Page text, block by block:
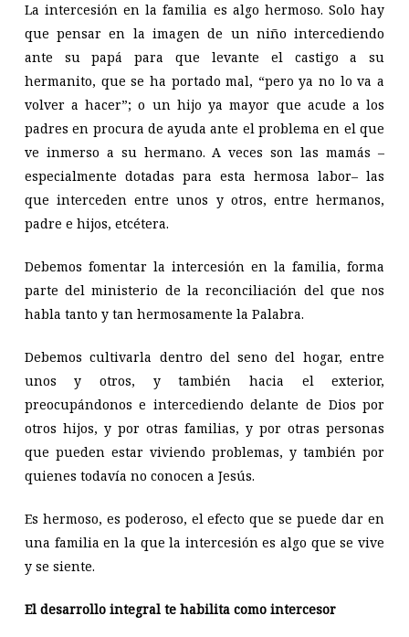
La intercesión en la familia es algo hermoso. Solo hay
que pensar en la imagen de un niño intercediendo
ante su papá para que levante el castigo a su
hermanito, que se ha portado mal, “pero ya no lo va a
volver a hacer”; o un hijo ya mayor que acude a los
padres en procura de ayuda ante el problema en el que
ve inmerso a su hermano. A veces son las mamás –
especialmente dotadas para esta hermosa labor– las
que interceden entre unos y otros, entre hermanos,
padre e hijos, etcétera.
Debemos fomentar la intercesión en la familia, forma
parte del ministerio de la reconciliación del que nos
habla tanto y tan hermosamente la Palabra.
Debemos cultivarla dentro del seno del hogar, entre
unos y otros, y también hacia el exterior,
preocupándonos e intercediendo delante de Dios por
otros hijos, y por otras familias, y por otras personas
que pueden estar viviendo problemas, y también por
quienes todavía no conocen a Jesús.
Es hermoso, es poderoso, el efecto que se puede dar en
una familia en la que la intercesión es algo que se vive
y se siente.
El desarrollo integral te habilita como intercesor